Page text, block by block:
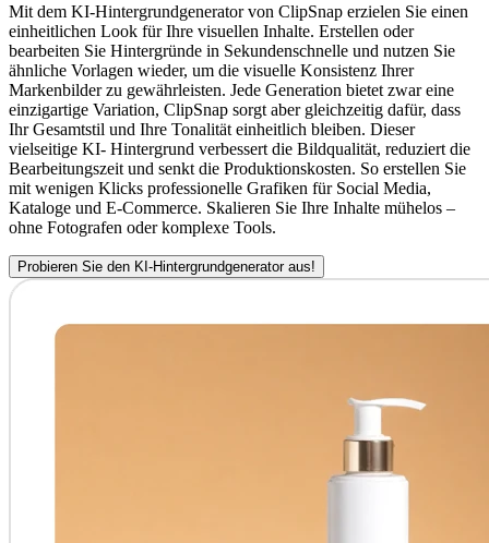
Mit dem KI-Hintergrundgenerator von ClipSnap erzielen Sie einen
einheitlichen Look für Ihre visuellen Inhalte. Erstellen oder
bearbeiten Sie Hintergründe in Sekundenschnelle und nutzen Sie
ähnliche Vorlagen wieder, um die visuelle Konsistenz Ihrer
Markenbilder zu gewährleisten. Jede Generation bietet zwar eine
einzigartige Variation, ClipSnap sorgt aber gleichzeitig dafür, dass
Ihr Gesamtstil und Ihre Tonalität einheitlich bleiben. Dieser
vielseitige KI- Hintergrund verbessert die Bildqualität, reduziert die
Bearbeitungszeit und senkt die Produktionskosten. So erstellen Sie
mit wenigen Klicks professionelle Grafiken für Social Media,
Kataloge und E-Commerce. Skalieren Sie Ihre Inhalte mühelos –
ohne Fotografen oder komplexe Tools.
Probieren Sie den KI-Hintergrundgenerator aus!